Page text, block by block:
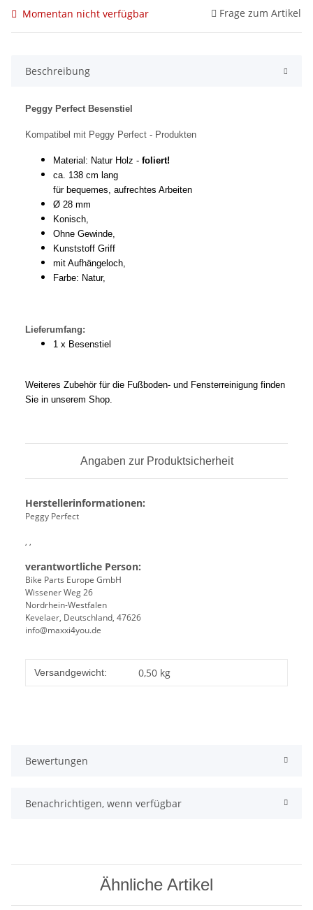
Momentan nicht verfügbar Frage zum Artikel
Beschreibung
Peggy Perfect Besenstiel
Kompatibel mit Peggy Perfect - Produkten
Material: Natur Holz - foliert!
ca. 138 cm lang
für bequemes, aufrechtes Arbeiten
Ø 28 mm
Konisch,
Ohne Gewinde,
Kunststoff Griff
mit Aufhängeloch,
Farbe: Natur,
Lieferumfang:
1 x Besenstiel
Weiteres Zubehör für die Fußboden- und Fensterreinigung finden
Sie in unserem Shop.
Angaben zur Produktsicherheit
Herstellerinformationen:
Peggy Perfect
, ,
verantwortliche Person:
Bike Parts Europe GmbH
Wissener Weg 26
Nordrhein-Westfalen
Kevelaer, Deutschland, 47626
info@maxxi4you.de
Versandgewicht: 0,50 kg
Bewertungen
Benachrichtigen, wenn verfügbar
Ähnliche Artikel